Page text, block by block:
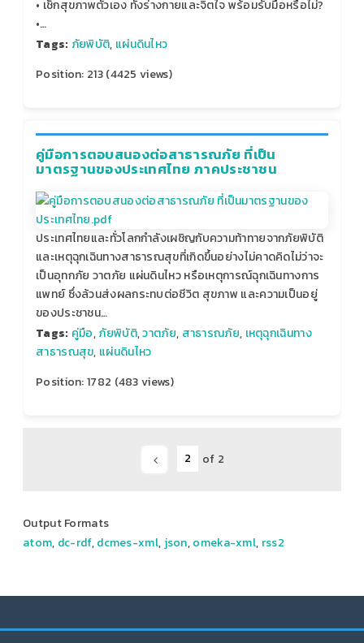
• เช็กสุขภาพตัวเอง ทั้งร่างกายและจิตใจ พร้อมรับมือหรือไม่?
•…
Tags: ภัยพิบัติ, แผ่นดินไหว
Position: 213(4425 views)
คู่มือการตอบสนองต่อสาธารณภัย ที่เป็น
มาตรฐานของประเทศไทย ภาคประชาชน
ประเทศไทยและทั่วโลกกำลังเผชิญกับความท้าทายจากภัยพิบัติ
และเหตุฉุกเฉินทางสาธารณสุขที่เกิดขึ้นอย่างไม่คาดคิดไม่ว่าจะ
เป็นอุทกภัย วาตภัย แผ่นดินไหว หรือเหตุการณ์ฉุกเฉินทางการ
แพทย์ ซึ่งล้วนส่งผลกระทบต่อชีวิต สุขภาพ และความเป็นอยู่
ของประชาชน…
Tags: คู่มือ,ภัยพิบัติ,วาตภัย, สาธารณภัย, เหตุฉุกเฉินทาง
สาธารณสุข, แผ่นดินไหว
Position:1782 (483views)
of 2
Output Formats
atom, dc-rdf,dcmes-xml, json,omeka-xml, rss2